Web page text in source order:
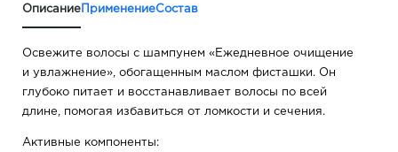
Описание ПрименениеСостав
Освежите волосы с шампунем «Ежедневное очищение
и увлажнение», обогащенным маслом фисташки. Он
глубоко питает и восстанавливает волосы по всей
длине, помогая избавиться от ломкости и сечения.
Активные компоненты: